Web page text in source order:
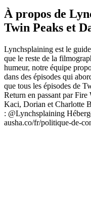
À propos de
Twin Peaks et
Lynchsplaining est le
que le reste de la
humeur, notre équipe
dans des épisodes qui
que tous les épisodes de
Return en passant par
Kaci, Dorian et Charlotte
: @Lynchsplaining
ausha.co/fr/politique-de-